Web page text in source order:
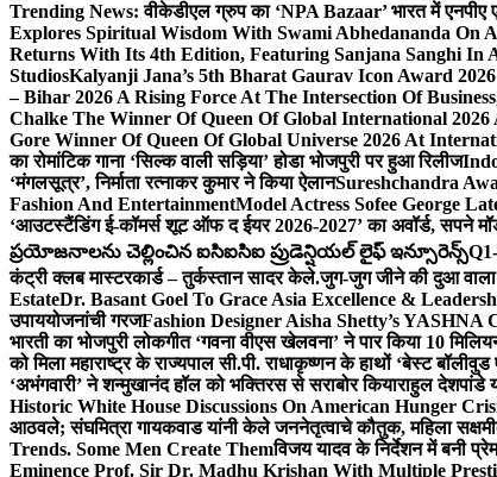
Trending News: वीकेडीएल ग्रुप का ‘NPA Bazaar’ भारत में एनपीए
Explores Spiritual Wisdom With Swami Abhedananda On
Returns With Its 4th Edition, Featuring Sanjana Sanghi In
StudiosKalyanji Jana’s 5th Bharat Gaurav Icon Award
– Bihar 2026 A Rising Force At The Intersection Of
Chalke The Winner Of Queen Of Global International
Gore Winner Of Queen Of Global Universe 2026 At
का रोमांटिक गाना ‘सिल्क वाली सड़िया’ होडा भोजपुरी पर हुआ रिलीज
‘मंगलसूत्र’, निर्माता रत्नाकर कुमार ने किया ऐलानSureshchandra
Fashion And EntertainmentModel Actress Sofee George
‘आउटस्टैंडिंग ई-कॉमर्स शूट ऑफ द ईयर 2026-2027’ का अवॉर्ड, सपने
ప్రయోజనాలను చెల్లించిన ఐసిఐసిఐ ప్రుడెన్షియల్ లైఫ్ ఇన్సూరెన్స్Q1-
कंट्री क्लब मास्टरकार्ड – तुर्कस्तान सादर केले.जुग-जुग जीने की दुआ वाला
EstateDr. Basant Goel To Grace Asia Excellence &
उपाययोजनांची गरजFashion Designer Aisha Shetty’s
भारती का भोजपुरी लोकगीत ‘गवना वीएस खेलवना’ ने पार किया 10
को मिला महाराष्ट्र के राज्यपाल सी.पी. राधाकृष्णन के हाथों ‘बेस्ट बॉलीवुड
‘अभंगवारी’ ने शन्मुखानंद हॉल को भक्तिरस से सराबोर कियाराहुल देशपांडे
Historic White House Discussions On American Hunger
आठवले; संघमित्रा गायकवाड यांनी केले जननेतृत्वाचे कौतुक, महिला
Trends. Some Men Create Themविजय यादव के निर्देशन में बनी
Eminence Prof. Sir Dr. Madhu Krishan With Multiple